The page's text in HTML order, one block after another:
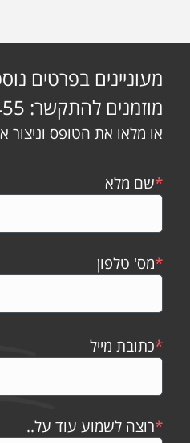
מוזמנים להתקשר: 1-700-502-455
או מלאו את הטופס וניצור
*שם מלא
*מס' טלפון
*כתובת מייל
*רוצה לשמוע עוד על..